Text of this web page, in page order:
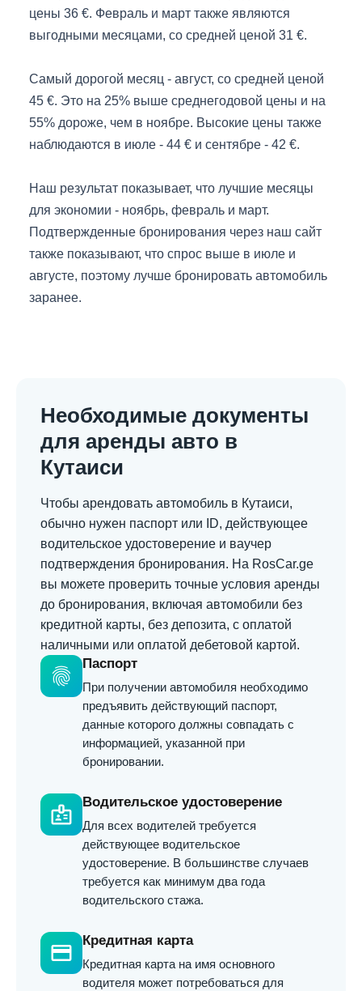
цены 36 €. Февраль и март также являются
выгодными месяцами, со средней ценой 31 €.
Самый дорогой месяц - август, со средней ценой
45 €. Это на 25% выше среднегодовой цены и на
55% дороже, чем в ноябре. Высокие цены также
наблюдаются в июле - 44 € и сентябре - 42 €.
Наш результат показывает, что лучшие месяцы
для экономии - ноябрь, февраль и март.
Подтвержденные бронирования через наш сайт
также показывают, что спрос выше в июле и
августе, поэтому лучше бронировать автомобиль
заранее.
Необходимые документы
для аренды авто в
Кутаиси
Чтобы арендовать автомобиль в Кутаиси,
обычно нужен паспорт или ID, действующее
водительское удостоверение и ваучер
подтверждения бронирования. На RosCar.ge
вы можете проверить точные условия аренды
до бронирования, включая автомобили без
кредитной карты, без депозита, с оплатой
наличными или оплатой дебетовой картой.
fingerprint
Паспорт
При получении автомобиля необходимо
предъявить действующий паспорт,
данные которого должны совпадать с
информацией, указанной при
бронировании.
badge
Водительское удостоверение
Для всех водителей требуется
действующее водительское
удостоверение. В большинстве случаев
требуется как минимум два года
водительского стажа.
credit_card
Кредитная карта
Кредитная карта на имя основного
водителя может потребоваться для